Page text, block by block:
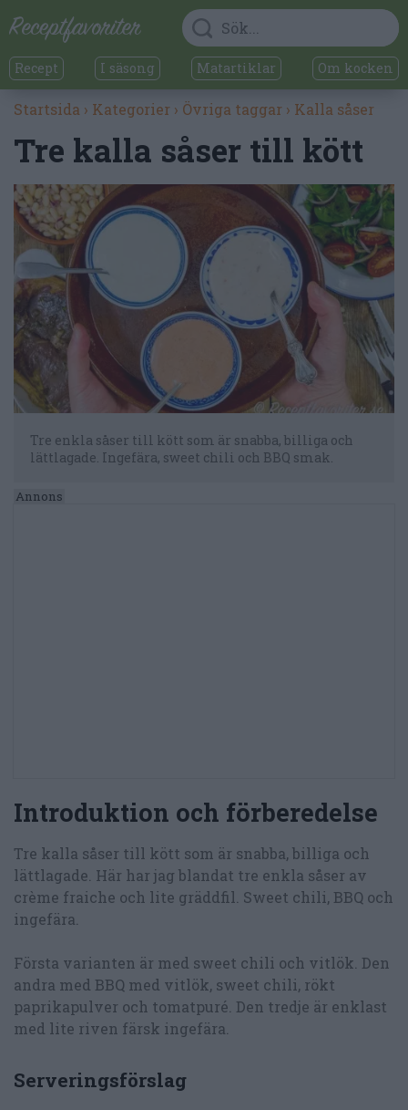
Recept I säsong Matartiklar Om kocken
Startsida › Kategorier › Övriga taggar › Kalla såser
Tre kalla såser till kött
Tre enkla såser till kött som är snabba, billiga och
lättlagade. Ingefära, sweet chili och BBQ smak.
Introduktion och förberedelse
Tre kalla såser till kött som är snabba, billiga och
lättlagade. Här har jag blandat tre enkla såser av
crème fraiche och lite gräddfil. Sweet chili, BBQ och
ingefära.
Första varianten är med sweet chili och vitlök. Den
andra med BBQ med vitlök, sweet chili, rökt
paprikapulver och tomatpuré. Den tredje är enklast
med lite riven färsk ingefära.
Serveringsförslag